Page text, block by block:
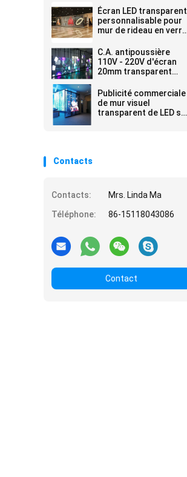
Écran LED transparent
personnalisable pour
mur de rideau en verre
C.A. antipoussière
110V - 220V d'écran
20mm transparent
de LED
Publicité commerciale
de mur visuel
transparent de LED sur
Contacts
Contacts:
Mrs. Linda Ma
Téléphone:
86-15118043086
Contact